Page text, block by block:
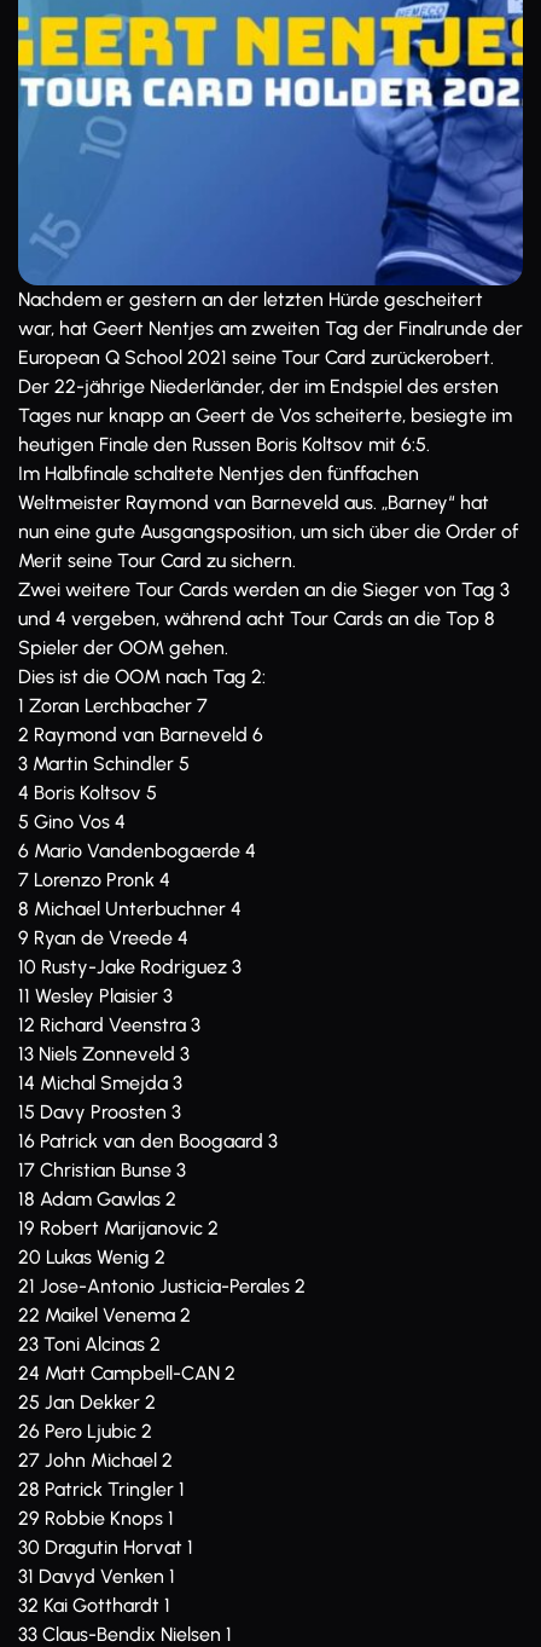
Nachdem er gestern an der letzten Hürde gescheitert
war, hat Geert Nentjes am zweiten Tag der Finalrunde der
European Q School 2021 seine Tour Card zurückerobert.
Der 22-jährige Niederländer, der im Endspiel des ersten
Tages nur knapp an Geert de Vos scheiterte, besiegte im
heutigen Finale den Russen Boris Koltsov mit 6:5.
Im Halbfinale schaltete Nentjes den fünffachen
Weltmeister Raymond van Barneveld aus. „Barney“ hat
nun eine gute Ausgangsposition, um sich über die Order of
Merit seine Tour Card zu sichern.
Zwei weitere Tour Cards werden an die Sieger von Tag 3
und 4 vergeben, während acht Tour Cards an die Top 8
Spieler der OOM gehen.
Dies ist die OOM nach Tag 2:
1 Zoran Lerchbacher 7
2 Raymond van Barneveld 6
3 Martin Schindler 5
4 Boris Koltsov 5
5 Gino Vos 4
6 Mario Vandenbogaerde 4
7 Lorenzo Pronk 4
8 Michael Unterbuchner 4
9 Ryan de Vreede 4
10 Rusty-Jake Rodriguez 3
11 Wesley Plaisier 3
12 Richard Veenstra 3
13 Niels Zonneveld 3
14 Michal Smejda 3
15 Davy Proosten 3
16 Patrick van den Boogaard 3
17 Christian Bunse 3
18 Adam Gawlas 2
19 Robert Marijanovic 2
20 Lukas Wenig 2
21 Jose-Antonio Justicia-Perales 2
22 Maikel Venema 2
23 Toni Alcinas 2
24 Matt Campbell-CAN 2
25 Jan Dekker 2
26 Pero Ljubic 2
27 John Michael 2
28 Patrick Tringler 1
29 Robbie Knops 1
30 Dragutin Horvat 1
31 Davyd Venken 1
32 Kai Gotthardt 1
33 Claus-Bendix Nielsen 1